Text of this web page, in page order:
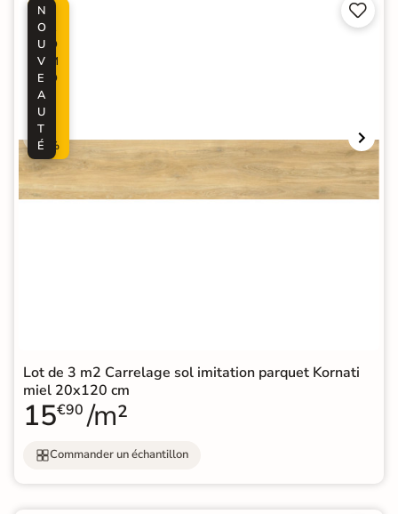
R
O
M
O
%
N
O
U
V
E
A
U
T
É


Lot de 3 m2 Carrelage sol imitation parquet Kornati
miel 20x120 cm
15€90 /m²
Commander un échantillon